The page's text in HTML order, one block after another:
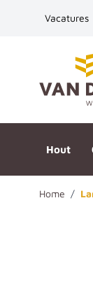
Vacatures
Hout
Home /